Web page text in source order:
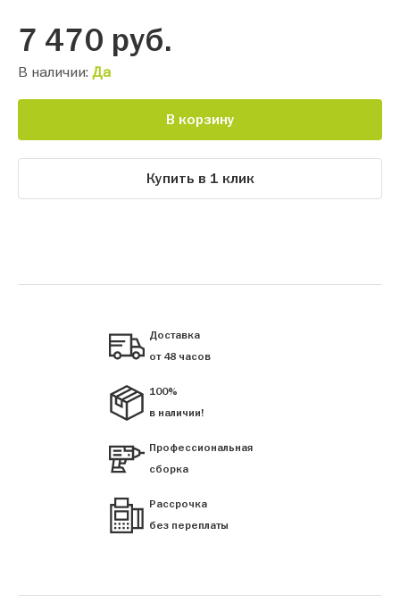
7 470 руб.
В наличии: Да
В корзину
Купить в 1 клик
Доставка
от 48 часов
100%
в наличии!
Профессиональная
сборка
Рассрочка
без переплаты